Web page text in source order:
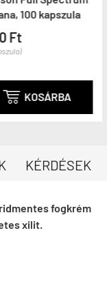
100 kapszula
Ft
 KOSÁRBA
KÉRDÉSEK
fogkrém
xilit.